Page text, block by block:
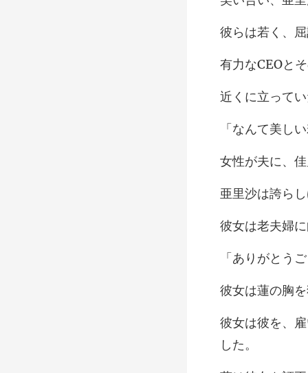
ら
夫婦